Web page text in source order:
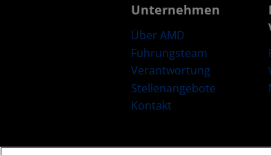
Unternehmen
Über AMD
Führungsteam
Verantwortung
Stellenangebote
Kontakt